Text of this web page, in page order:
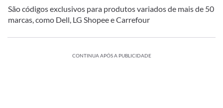
São códigos exclusivos para produtos variados de mais de 50
marcas, como Dell, LG Shopee e Carrefour
CONTINUA APÓS A PUBLICIDADE